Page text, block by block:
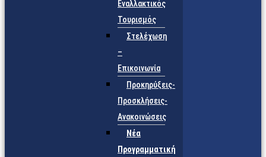
Εναλλακτικός
Τουρισμός
Στελέχωση
–
Επικοινωνία
Προκηρύξεις-
Προσκλήσεις-
Ανακοινώσεις
Νέα
Προγραμματική